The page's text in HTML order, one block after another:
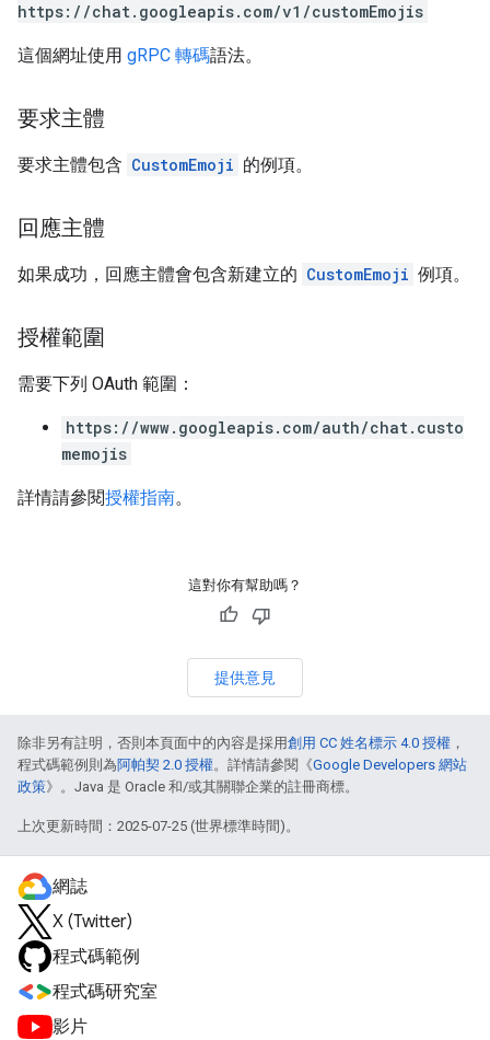
https://chat.googleapis.com/v1/customEmojis
這個網址使用 gRPC 轉碼語法。
要求主體
要求主體包含 CustomEmoji 的例項。
回應主體
如果成功，回應主體會包含新建立的 CustomEmoji 例項。
授權範圍
需要下列 OAuth 範圍：
https://www.googleapis.com/auth/chat.custo
memojis
詳情請參閱授權指南。
這對你有幫助嗎？
提供意見
除非另有註明，否則本頁面中的內容是採用創用 CC 姓名標示 4.0 授權 ，
程式碼範例則為阿帕契 2.0 授權。詳情請參閱《Google Developers 網站
政策》。Java 是 Oracle 和/或其關聯企業的註冊商標。
上次更新時間：2025-07-25 (世界標準時間)。
網誌
X (Twitter)
程式碼範例
程式碼研究室
影片